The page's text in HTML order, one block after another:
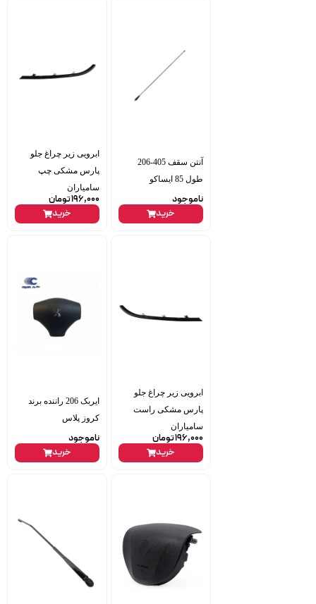
آنتن سقف 405-206
طول 85 ایساکو
ناموجود
خرید
ابرویی زیر چراغ جلو
پارس مشکی چپ
سامیاران
196,000تومان
خرید
ابرویی زیر چراغ جلو
پارس مشکی راست
سامیاران
196,000تومان
خرید
ایربک 206 راننده برند
کروز پلاس
ناموجود
خرید